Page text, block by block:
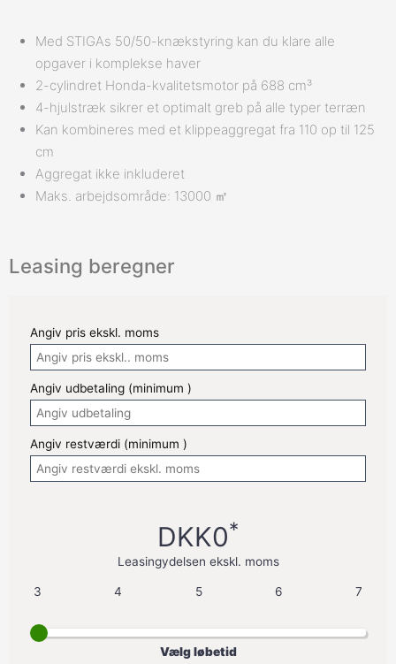
Med STIGAs 50/50-knækstyring kan du klare alle
opgaver i komplekse haver
2-cylindret Honda-kvalitetsmotor på 688 cm³
4-hjulstræk sikrer et optimalt greb på alle typer terræn
Kan kombineres med et klippeaggregat fra 110 op til 125
cm
Aggregat ikke inkluderet
Maks. arbejdsområde: 13000 ㎡
Leasing beregner
Angiv pris ekskl. moms
Angiv udbetaling (minimum )
Angiv restværdi (minimum )
DKK0*
Leasingydelsen ekskl. moms
3 4 5 6 7
Vælg løbetid